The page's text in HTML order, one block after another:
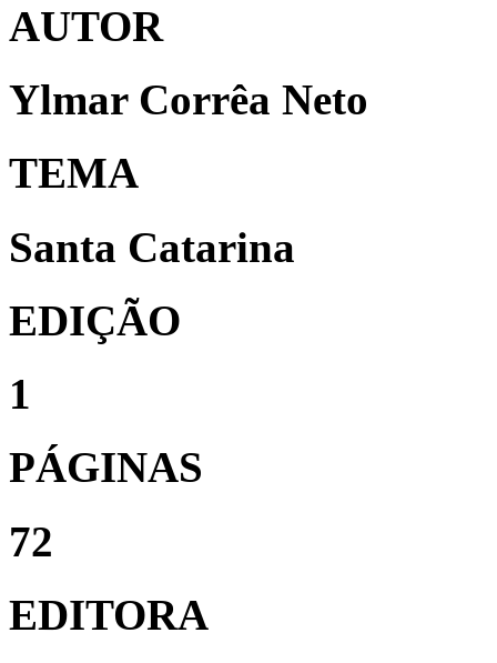
AUTOR
Ylmar Corrêa Neto
TEMA
Santa Catarina
EDIÇÃO
1
PÁGINAS
72
EDITORA